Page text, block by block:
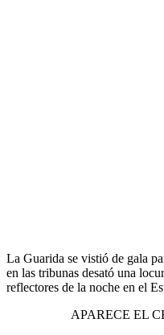
La Guarida se vistió de gala
en las tribunas desató una
reflectores de la noche en el
APARECE EL